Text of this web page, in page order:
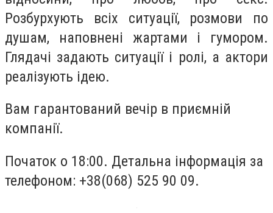
Розбурхують всіх ситуації, розмови по
душам, наповнені жартами і гумором.
Глядачі задають ситуації і ролі, а актори
реалізують ідею.
Вам гарантований вечір в приємній
компанії.
Початок о 18:00. Детальна інформація за
телефоном: +38(068) 525 90 09.